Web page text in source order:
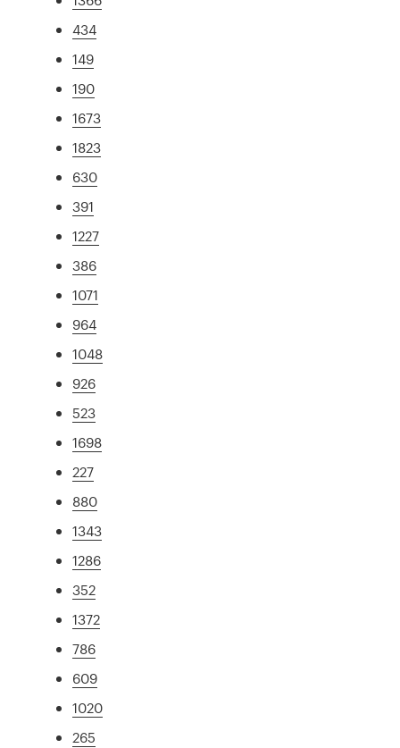
434
149
190
1673
1823
630
391
1227
386
1071
964
1048
926
523
1698
227
880
1343
1286
352
1372
786
609
1020
265